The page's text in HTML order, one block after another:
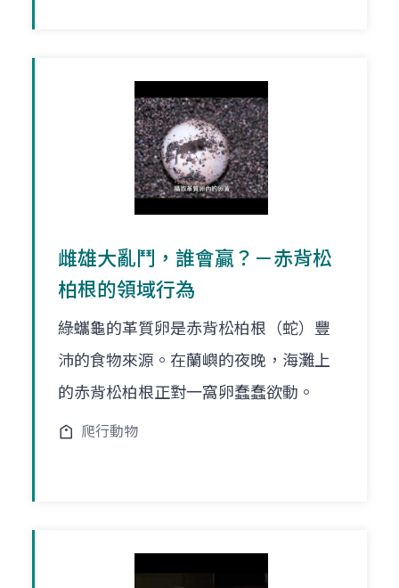
雌雄大亂鬥，誰會贏？－赤背松
柏根的領域行為
綠蠵龜的革質卵是赤背松柏根（蛇）豐
沛的食物來源。在蘭嶼的夜晚，海灘上
的赤背松柏根正對一窩卵蠢蠢欲動。
爬行動物